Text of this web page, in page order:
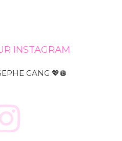
INSTAGRAM
GANG 💖🪩